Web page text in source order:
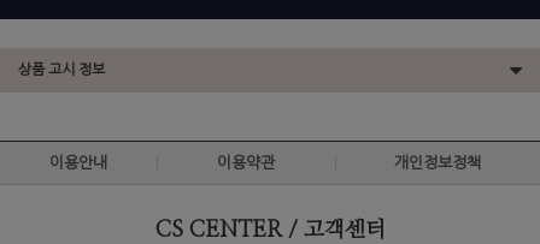
상품 고시 정보
이용안내 이용약관 개인정보정책
CS CENTER / 고객센터